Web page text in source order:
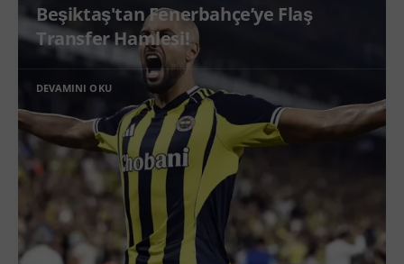
Beşiktaş'tan Fenerbahçe’ye Flaş
Transfer Hamlesi!
DEVAMINI OKU